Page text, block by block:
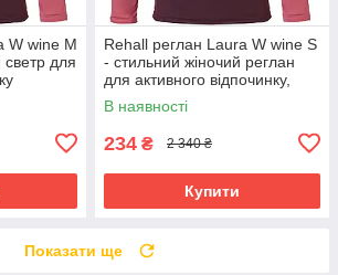
W wine M
светр для
Rehall реглан Laura W wine S
- стильний жіночий реглан
для активного відпочинку,
комфортний і модний.
В наявності
234 ₴ 2 340 ₴
Купити
Показати ще